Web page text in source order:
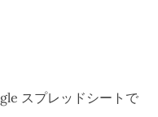
スプレッドシートで